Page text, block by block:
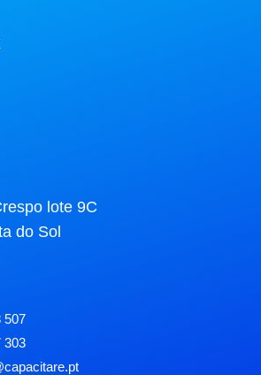
lote 9C
do Sol
507
303